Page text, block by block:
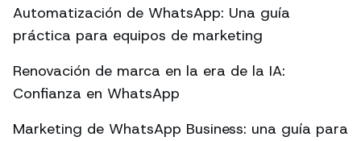
Automatización de WhatsApp: Una guía
práctica para equipos de marketing
Renovación de marca en la era de la IA:
Confianza en WhatsApp
Marketing de WhatsApp Business: una guía para